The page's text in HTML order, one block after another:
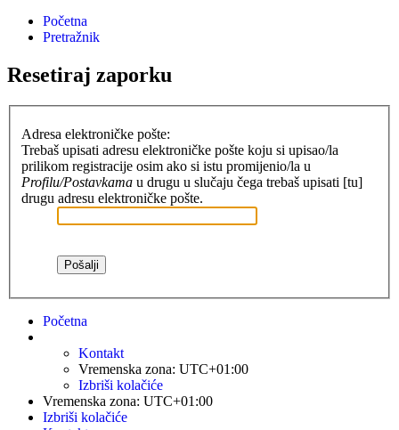
Početna
Pretražnik
Resetiraj zaporku
Adresa elektroničke pošte:
Trebaš upisati adresu elektroničke pošte koju si upisao/la
prilikom registracije osim ako si istu promijenio/la u
Profilu/Postavkama u drugu u slučaju čega trebaš upisati [tu]
drugu adresu elektroničke pošte.
Početna
Kontakt
Vremenska zona: UTC+01:00
Izbriši kolačiće
Vremenska zona: UTC+01:00
Izbriši kolačiće